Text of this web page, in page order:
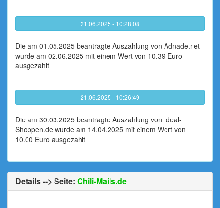
21.06.2025 - 10:28:08
Die am 01.05.2025 beantragte Auszahlung von Adnade.net
wurde am 02.06.2025 mit einem Wert von 10.39 Euro
ausgezahlt
21.06.2025 - 10:26:49
Die am 30.03.2025 beantragte Auszahlung von Ideal-
Shoppen.de wurde am 14.04.2025 mit einem Wert von
10.00 Euro ausgezahlt
Details --> Seite: Chili-Mails.de